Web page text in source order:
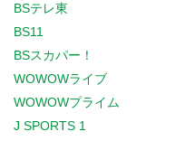
BSテレ東
BS11
BSスカパー！
WOWOWライブ
WOWOWプライム
J SPORTS 1